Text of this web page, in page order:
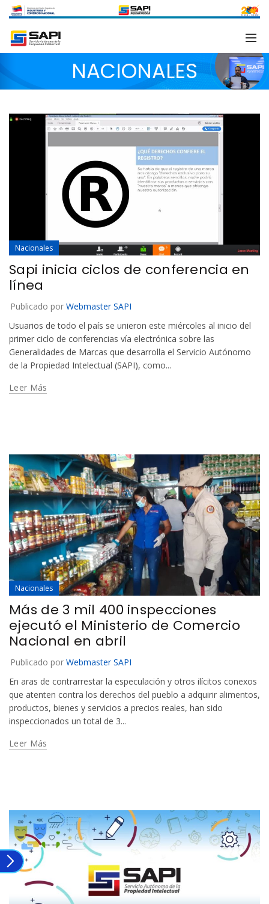
NACIONALES
Nacionales
Sapi inicia ciclos de conferencia en
línea
Publicado por Webmaster SAPI
Usuarios de todo el país se unieron este miércoles al inicio del
primer ciclo de conferencias vía electrónica sobre las
Generalidades de Marcas que desarrolla el Servicio Autónomo
de la Propiedad Intelectual (SAPI), como...
Leer Más
Nacionales
Más de 3 mil 400 inspecciones
ejecutó el Ministerio de Comercio
Nacional en abril
Publicado por Webmaster SAPI
En aras de contrarrestar la especulación y otros ilícitos conexos
que atenten contra los derechos del pueblo a adquirir alimentos,
productos, bienes y servicios a precios reales, han sido
inspeccionados un total de 3...
Leer Más